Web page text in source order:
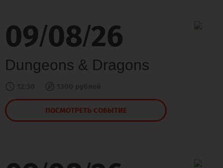
09/08/26
Dungeons & Dragons
ПОСМОТРЕТЬ СОБЫТИЕ